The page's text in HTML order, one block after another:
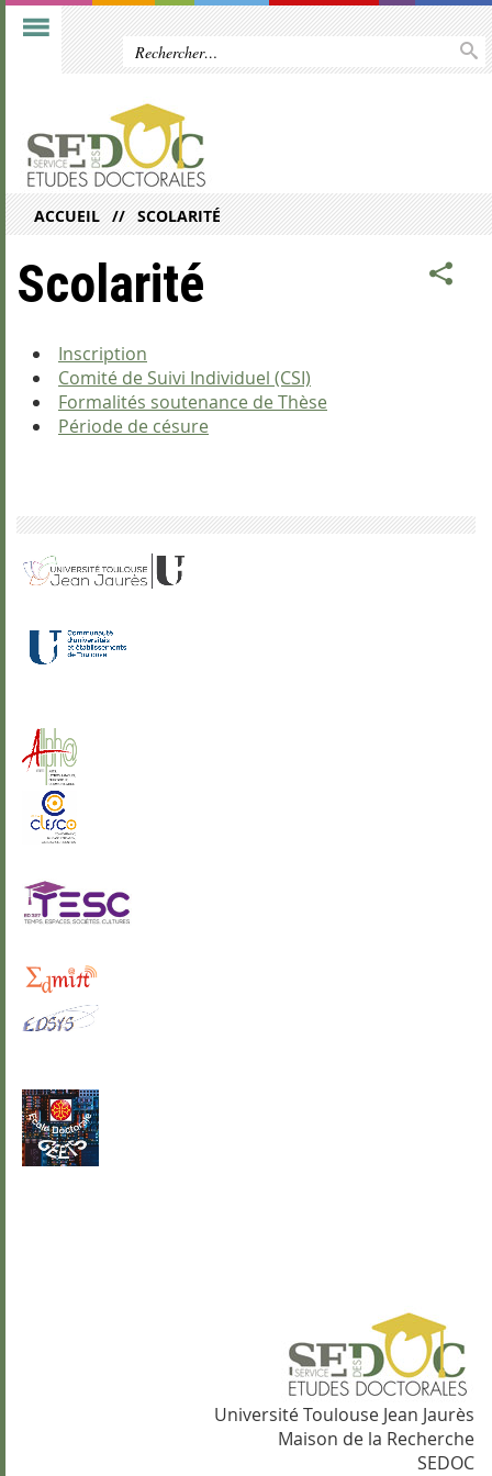
ACCUEIL SCOLARITÉ
Scolarité
Inscription
Comité de Suivi Individuel (CSI)
Formalités soutenance de Thèse
Période de césure
Université Toulouse Jean Jaurès
Maison de la Recherche
SEDOC